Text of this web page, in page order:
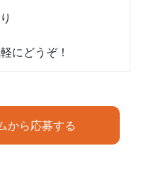
にどうぞ！
から応募する